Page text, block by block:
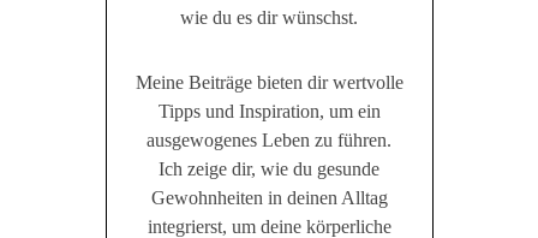
wie du es dir wünschst.
Meine Beiträge bieten dir wertvolle
Tipps und Inspiration, um ein
ausgewogenes Leben zu führen.
Ich zeige dir, wie du gesunde
Gewohnheiten in deinen Alltag
integrierst, um deine körperliche